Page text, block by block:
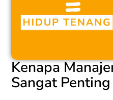
Kenapa
Sangat Penting